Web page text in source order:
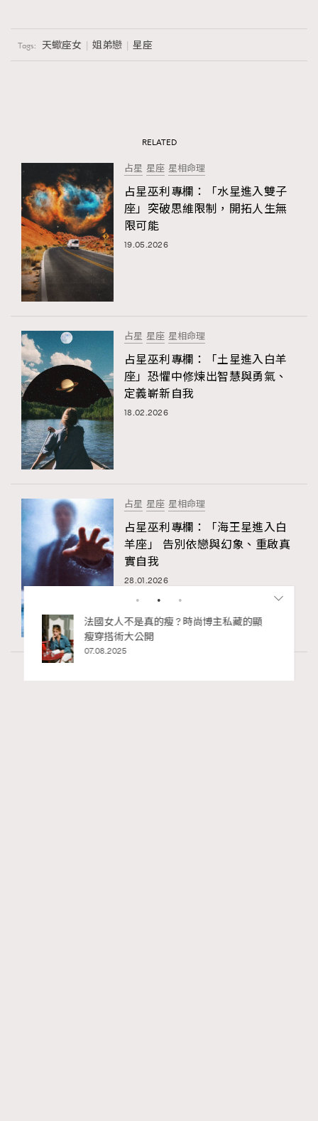
Tags: 天蠍座女 姐弟戀 星座
RELATED
占星 星座 星相命理
占星巫利專欄：「水星進入雙子
座」突破思維限制，開拓人生無
限可能
19.05.2026
占星 星座 星相命理
占星巫利專欄：「土星進入白羊
座」恐懼中修煉出智慧與勇氣、
定義嶄新自我
18.02.2026
占星 星座 星相命理
占星巫利專欄：「海王星進入白
羊座」 告別依戀與幻象、重啟真
實自我
28.01.2026
的瘦 ? 時尚博主私藏的顯
別再用酒精消毒皮革！6個清潔